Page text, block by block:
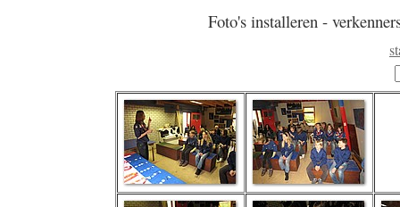
Foto's installeren -